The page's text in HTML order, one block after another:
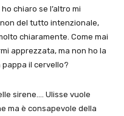
chiaro se l’altro mi
del tutto intenzionale,
chiaramente. Come mai
apprezzata, ma non ho la
il cervello?
sirene…. Ulisse vuole
ma è consapevole della